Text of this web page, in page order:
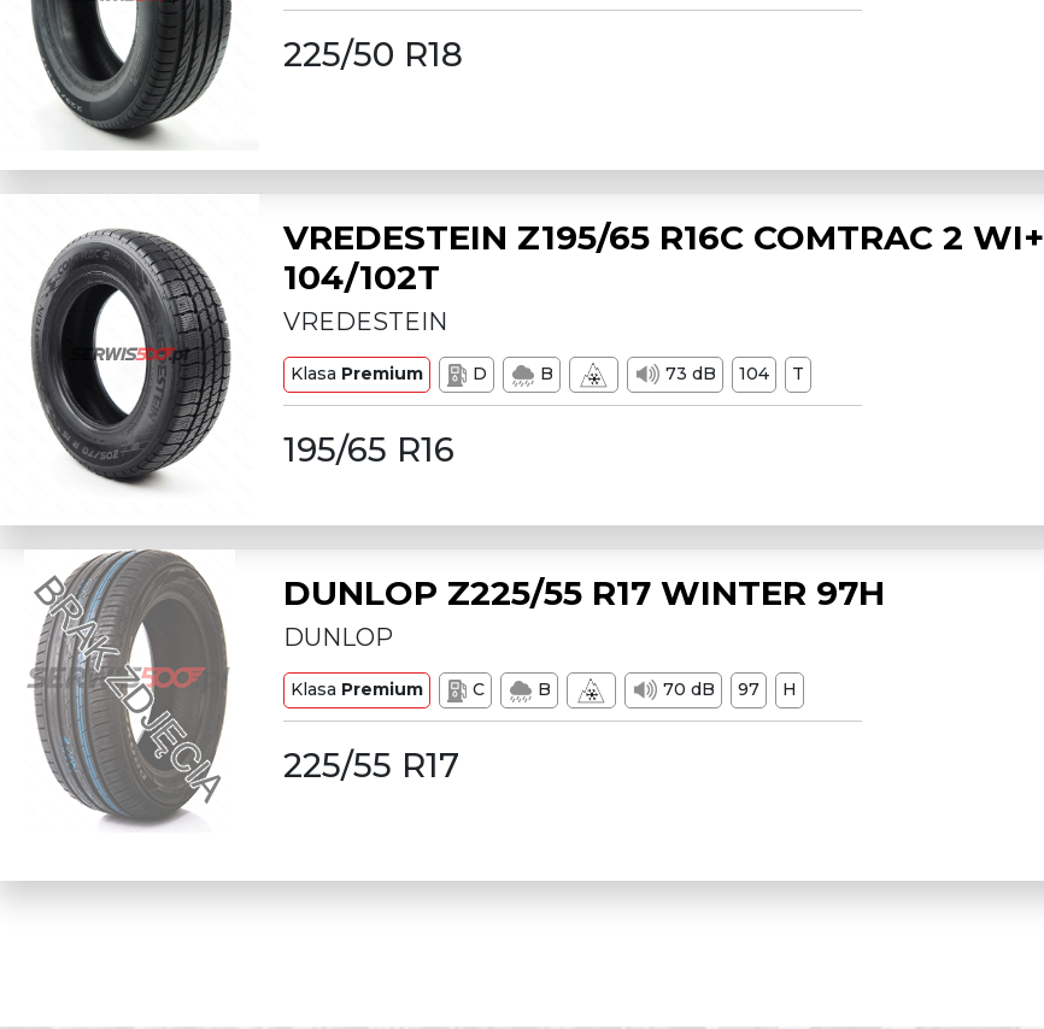
225/50 R18
VREDESTEIN Z195/65 R16C COMTRAC 2 WI+
104/102T
VREDESTEIN
Klasa Premium D B 73 dB 104 T
195/65 R16
DUNLOP Z225/55 R17 WINTER 97H
DUNLOP
Klasa Premium C B 70 dB 97 H
225/55 R17